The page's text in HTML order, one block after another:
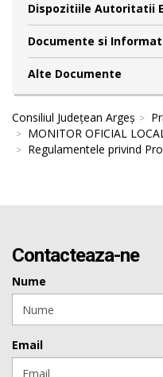
Dispozitiile Autoritatii
Documente si
Alte Documente
Consiliul Județean Argeș
MONITOR OFICIAL
Regulamentele privind
Contacteaza-ne
Nume
Email